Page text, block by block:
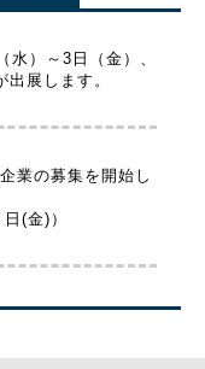
水）～3日（金）、
展します。
業の募集を開始し
(金)）
済交流促進セミナ